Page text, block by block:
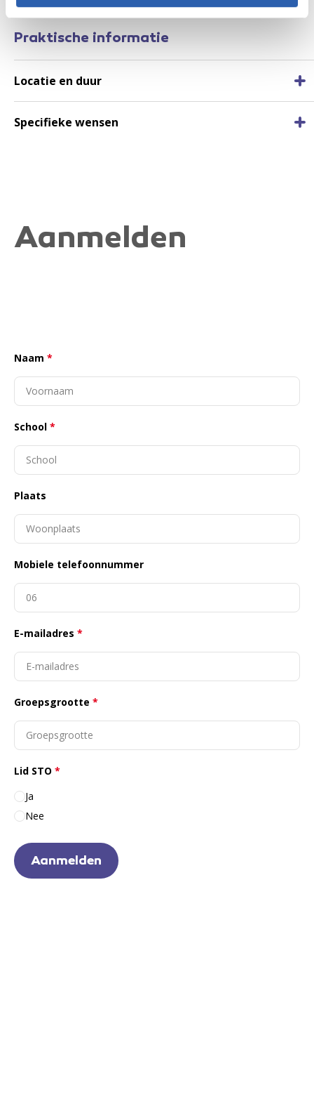
Praktische informatie
Locatie en duur
Specifieke wensen
Aanmelden
Naam *
School *
Plaats
Mobiele telefoonnummer
E-mailadres *
Groepsgrootte *
Lid STO *
Ja
Nee
Aanmelden